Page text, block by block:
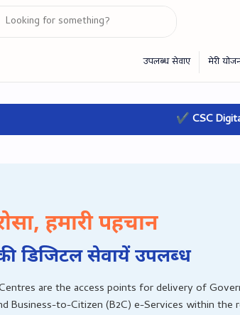
✔ CSC Digital Services
हमारी पहचान
डिजिटल सेवायें उपलब्‍ध
are the access points for delivery of
Business-to-Citizen (B2C) e-Services within the
APP – अपनी स्किल बढ़ाएँ,